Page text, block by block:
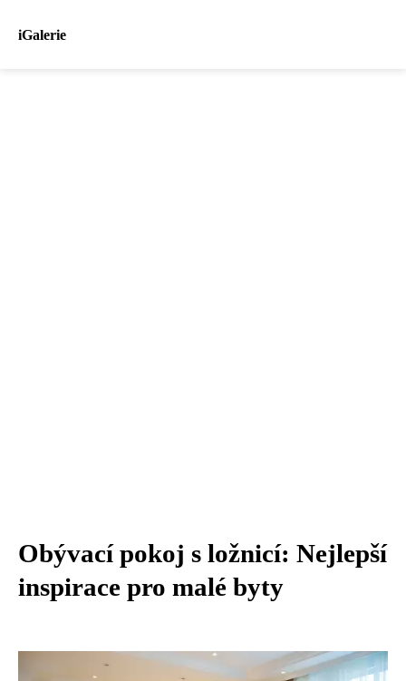
iGalerie
Obývací pokoj s ložnicí: Nejlepší
inspirace pro malé byty